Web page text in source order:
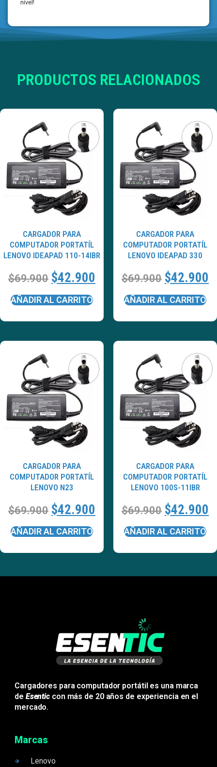
nivel!
PRODUCTOS RELACIONADOS
CARGADOR PARA
COMPUTADOR PORTATÍL
LENOVO IDEAPAD 110-14IBR
$69.900 $42.900
AÑADIR AL CARRITO
CARGADOR PARA
COMPUTADOR PORTATÍL
LENOVO IDEAPAD 330
$69.900 $42.900
AÑADIR AL CARRITO
CARGADOR PARA
COMPUTADOR PORTATÍL
LENOVO N23
$69.900 $42.900
AÑADIR AL CARRITO
CARGADOR PARA
COMPUTADOR PORTATÍL
LENOVO 100S-11IBR
$69.900 $42.900
AÑADIR AL CARRITO
Cargadores para computador portátil es una marca
de Esentic con más de 20 años de experiencia en el
mercado.
Marcas
Lenovo